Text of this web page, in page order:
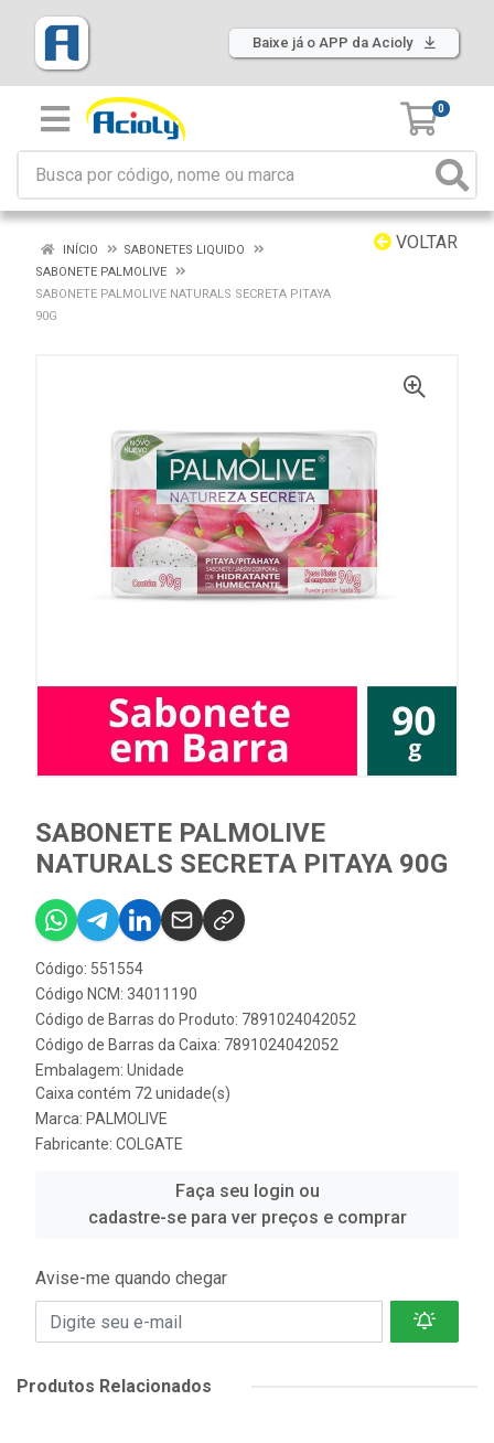
Baixe já o APP da Acioly
0
VOLTAR
INÍCIO
SABONETES LIQUIDO
SABONETE PALMOLIVE
SABONETE PALMOLIVE NATURALS SECRETA PITAYA
90G
SABONETE PALMOLIVE
NATURALS SECRETA PITAYA 90G
Código: 551554
Código NCM: 34011190
Código de Barras do Produto: 7891024042052
Código de Barras da Caixa: 7891024042052
Embalagem: Unidade
Caixa contém 72 unidade(s)
Marca: PALMOLIVE
Fabricante: COLGATE
Faça seu login ou
cadastre-se para ver preços e comprar
Avise-me quando chegar
Produtos Relacionados